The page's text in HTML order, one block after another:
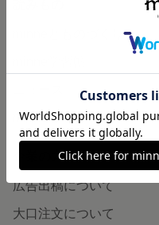
minneとものづくりと
minneの本
企業の方へ
広告出稿について
大口注文について